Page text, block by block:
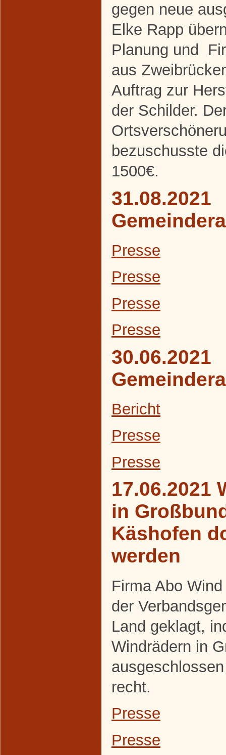
gegen neue
Elke Rapp
Planung und
aus
Auftrag zur
der Schilder.
bezuschusste
1500€.
31.08.2021
Presse
Presse
Presse
Presse
30.06.2021
Bericht
Presse
Presse
17.06.2021
in
Käshofen
werden
Firma Abo
der
Land geklagt,
Windrädern in
recht.
Presse
Presse